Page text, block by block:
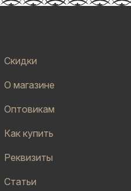
Скидки
О магазине
Оптовикам
Как купить
Реквизиты
Статьи